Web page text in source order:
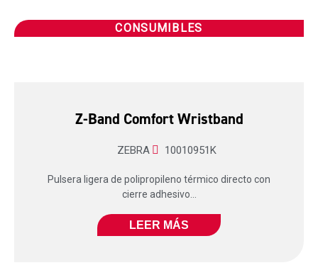
CONSUMIBLES
Z-Band Comfort Wristband
ZEBRA 10010951K
Pulsera ligera de polipropileno térmico directo con
cierre adhesivo...
LEER MÁS